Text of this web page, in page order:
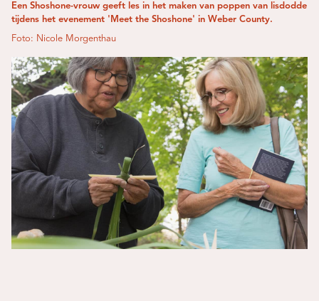
Een Shoshone-vrouw geeft les in het maken van poppen van lisdodde
tijdens het evenement 'Meet the Shoshone' in Weber County.
Foto: Nicole Morgenthau